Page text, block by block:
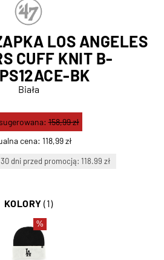
LOS ANGELES
CUFF KNIT B-
BK
Biała
cena: 118,99 zł
158,99 zł
dni przed promocją: 118.99 zł
KOLORY (1)
%